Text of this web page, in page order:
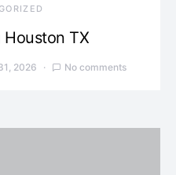
Houston TX
2026 No comments